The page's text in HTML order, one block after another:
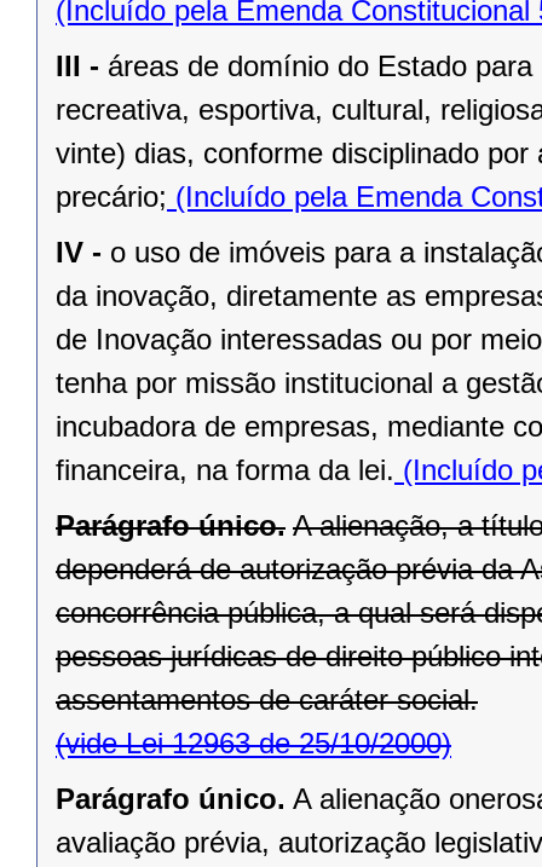
(Incluído pela Emenda Constitucional
III - áreas de domínio do Estado
recreativa, esportiva, cultural,
vinte) dias, conforme disciplinado
precário; (Incluído pela Emenda
IV - o uso de imóveis para a
da inovação, diretamente as
de Inovação interessadas ou por
tenha por missão institucional a
incubadora de empresas, mediante
financeira, na forma da lei. (Incluído
Parágrafo único. A alienação, a
dependerá de autorização prévia da
concorrência pública, a qual será
pessoas jurídicas de direito público
assentamentos de caráter social.
(vide Lei 12963 de 25/10/2000)
Parágrafo único. A alienação
avaliação prévia, autorização